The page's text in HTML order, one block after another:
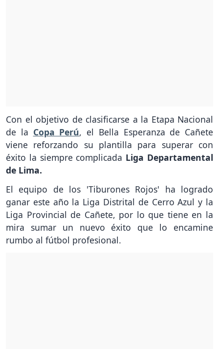
Con el objetivo de clasificarse a la Etapa Nacional
de la Copa Perú, el Bella Esperanza de Cañete
viene reforzando su plantilla para superar con
éxito la siempre complicada Liga Departamental
de Lima.
El equipo de los 'Tiburones Rojos' ha logrado
ganar este año la Liga Distrital de Cerro Azul y la
Liga Provincial de Cañete, por lo que tiene en la
mira sumar un nuevo éxito que lo encamine
rumbo al fútbol profesional.